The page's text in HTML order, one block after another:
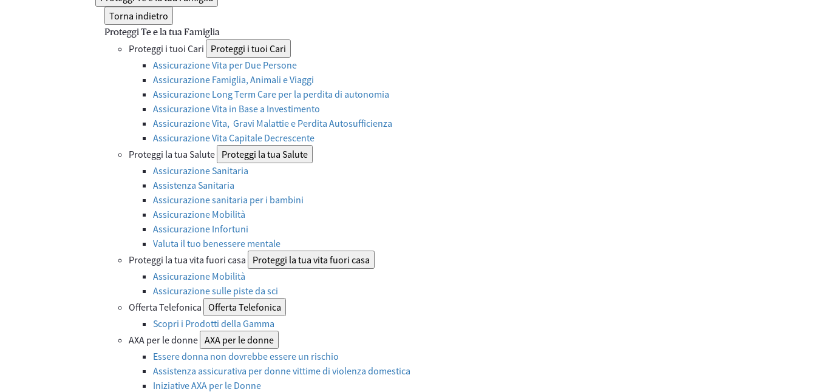
Torna indietro
Proteggi Te e la tua Famiglia
Proteggi i tuoi Cari
Proteggi i tuoi Cari
Assicurazione Vita per Due Persone
Assicurazione Famiglia, Animali e Viaggi
Assicurazione Long Term Care per la perdita di autonomia
Assicurazione Vita in Base a Investimento
Assicurazione Vita, Gravi Malattie e Perdita Autosufficienza
Assicurazione Vita Capitale Decrescente
Proteggi la tua Salute Proteggi la tua Salute
Assicurazione Sanitaria
Assistenza Sanitaria
Assicurazione sanitaria per i bambini
Assicurazione Mobilità
Assicurazione Infortuni
Valuta il tuo benessere mentale
Proteggi la tua vita fuori casa
Proteggi la tua vita fuori casa
Assicurazione Mobilità
Assicurazione sulle piste da sci
Offerta Telefonica Offerta Telefonica
Scopri i Prodotti della Gamma
AXA per le donne AXA per le donne
Essere donna non dovrebbe essere un rischio
Assistenza assicurativa per donne vittime di violenza domestica
Iniziative AXA per le Donne